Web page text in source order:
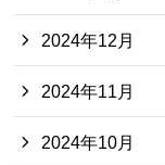
2024年12月
2024年11月
2024年10月